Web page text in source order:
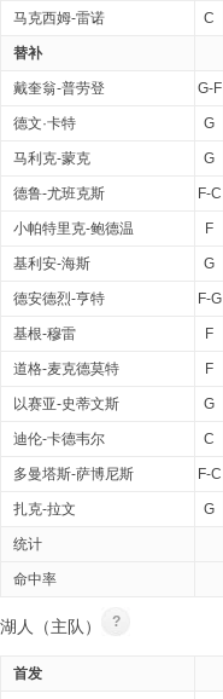
马克西姆-雷诺 C
替补
戴奎翁-普劳登 G-F
德文·卡特 G
马利克-蒙克 G
德鲁-尤班克斯 F-C
小帕特里克-鲍德温 F
基利安-海斯 G
德安德烈-亨特 F-G
基根-穆雷 F
道格-麦克德莫特 F
以赛亚-史蒂文斯 G
迪伦-卡德韦尔 C
多曼塔斯-萨博尼斯 F-C
扎克-拉文 G
统计
命中率
湖人（主队） ?
首发